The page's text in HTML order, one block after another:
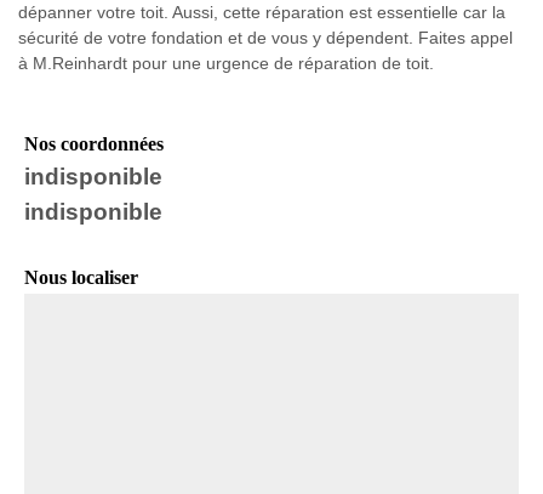
dépanner votre toit. Aussi, cette réparation est essentielle car la
sécurité de votre fondation et de vous y dépendent. Faites appel
à M.Reinhardt pour une urgence de réparation de toit.
Nos coordonnées
indisponible
indisponible
Nous localiser